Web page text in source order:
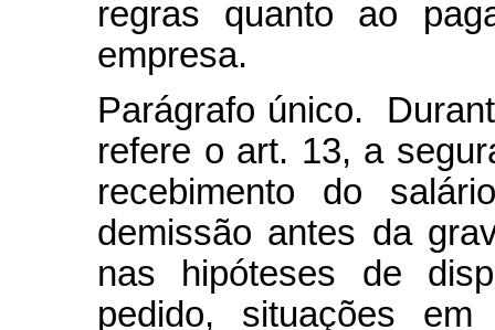
regras quanto ao
empresa.
Parágrafo único.
refere o art. 13, a
recebimento do
demissão antes da
nas hipóteses de
pedido, situações